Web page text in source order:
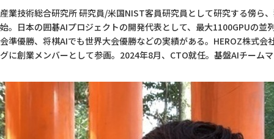
産業技術総合研究所 研究員/米国NIST客員研究員として研究する傍ら
始。日本の囲碁AIプロジェクトの開発代表として、最大1100GPUの並
会準優勝、将棋AIでも世界大会優勝などの実績がある。HEROZ株式会
グに創業メンバーとして参画。2024年8月、CTO就任。基盤AIチーム